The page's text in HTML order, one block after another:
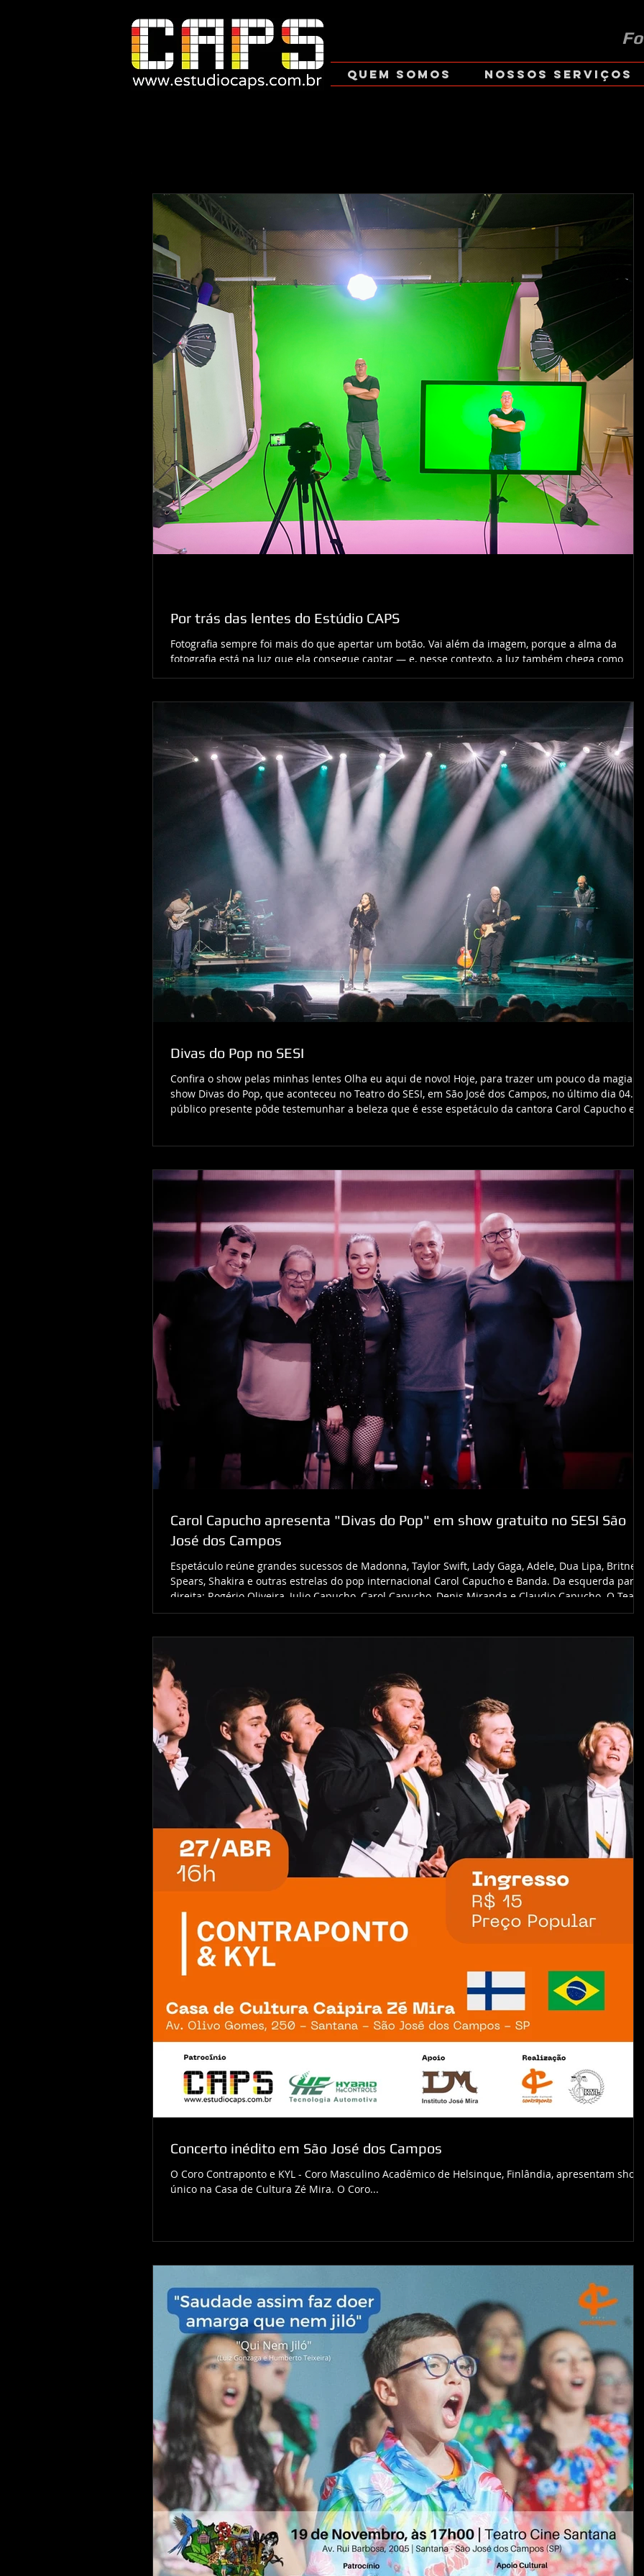
Quem Somos Nossos Serviços
Por trás das lentes do Estúdio CAPS
Fotografia sempre foi mais do que apertar um botão. Vai além da imagem, porque a alma da
fotografia está na luz que ela consegue captar — e, nesse contexto, a luz também chega como
repetissem da mesma forma.
Divas do Pop no SESI
Confira o show pelas minhas lentes Olha eu aqui de novo! Hoje, para trazer um pouco da magia
show Divas do Pop, que aconteceu no Teatro do SESI, em São José dos Campos, no último dia 04. O
público presente pôde testemunhar a beleza que é esse espetáculo da cantora Carol Capucho e
Carol Capucho apresenta "Divas do Pop" em show gratuito no SESI São
José dos Campos
Espetáculo reúne grandes sucessos de Madonna, Taylor Swift, Lady Gaga, Adele, Dua Lipa, Britney
Spears, Shakira e outras estrelas do pop internacional Carol Capucho e Banda. Da esquerda para
direita: Rogério Oliveira, Julio Capucho, Carol Capucho, Denis Miranda e Claudio Capucho. O
do SESI São José dos Campos recebe, neste sábado, 4 de julho, às 20h, o espetáculo "Divas do
Concerto inédito em São José dos Campos
O Coro Contraponto e KYL - Coro Masculino Acadêmico de Helsinque, Finlândia, apresentam show
único na Casa de Cultura Zé Mira. O Coro...